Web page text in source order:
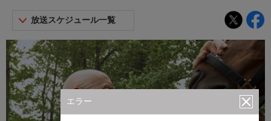
エラー
放送スケジュール一覧